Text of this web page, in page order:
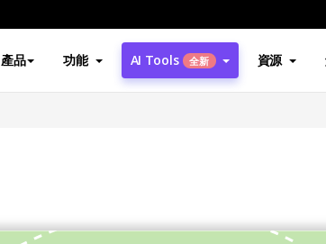
產品 功能 AI Tools 全新 資源